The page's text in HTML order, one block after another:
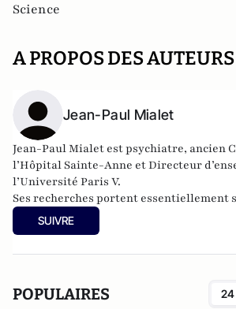
Science
A PROPOS DES AUTEURS
Jean-Paul Mialet
Jean-Paul Mialet est psychiatre, ancien
l’Hôpital Sainte-Anne et Directeur
l’Université Paris V.
Ses recherches portent essentiellement
douleur, et dernièrement, la différence
Ses travaux l'ont mené à écrire deux livres
Michel).
SUIVRE
POPULAIRES 24